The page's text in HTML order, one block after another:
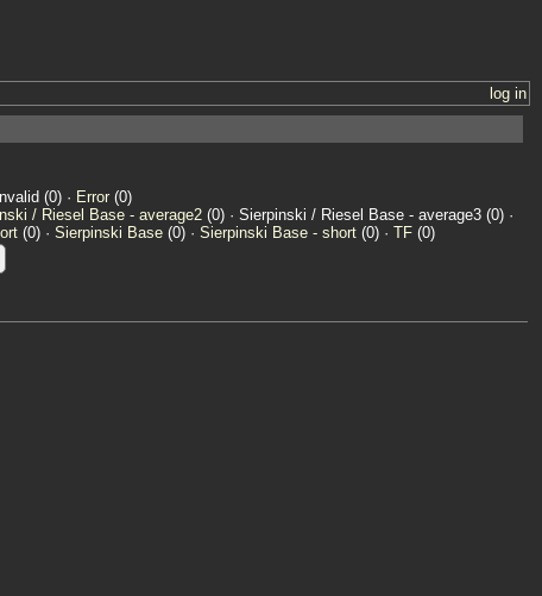
log in
(0) · Error (0)
/ Riesel Base - average2(0) · Sierpinski / Riesel Base - average3 (0) ·
(0) · Sierpinski Base(0) · Sierpinski Base - short(0) · TF(0)